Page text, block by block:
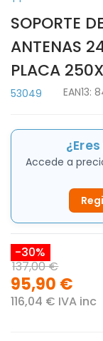
SOPORTE
ANTENAS
PLACA
53049 EAN13:
Accede a
-30%
137,00 €
95,90 €
116,04 € IVA inc